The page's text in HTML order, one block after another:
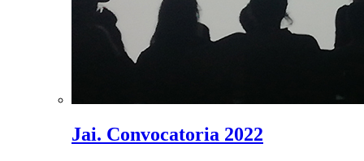
Jai. Convocatoria 2022